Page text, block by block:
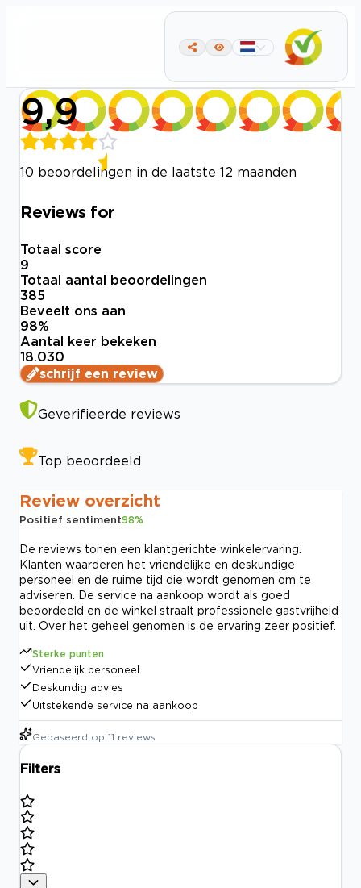
9,9
10 beoordelingen in de laatste 12 maanden
Reviews for
Totaal score
9
Totaal aantal beoordelingen
385
Beveelt ons aan
98%
Aantal keer bekeken
18.030
schrijf een review
Geverifieerde reviews
Top beoordeeld
Review overzicht
Positief sentiment98%
De reviews tonen een klantgerichte winkelervaring.
Klanten waarderen het vriendelijke en deskundige
personeel en de ruime tijd die wordt genomen om te
adviseren. De service na aankoop wordt als goed
beoordeeld en de winkel straalt professionele gastvrijheid
uit. Over het geheel genomen is de ervaring zeer positief.
Sterke punten
Vriendelijk personeel
Deskundig advies
Uitstekende service na aankoop
Gebaseerd op 11 reviews
Filters